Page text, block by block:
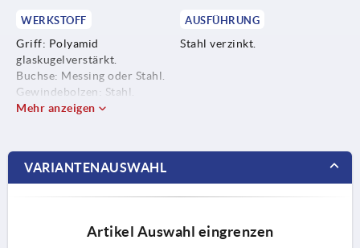
WERKSTOFF
Griff: Polyamid
glaskugelverstärkt.
Buchse: Messing oder Stahl.
Gewindebolzen: Stahl.
AUSFÜHRUNG
Stahl verzinkt.
Mehr anzeigen
VARIANTENAUSWAHL
Artikel Auswahl eingrenzen